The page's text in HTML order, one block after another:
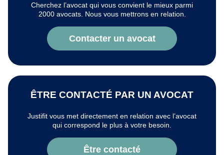
Cherchez l’avocat qui vous convient le mieux parmi
2000 avocats. Nous vous mettrons en relation.
Contacter un avocat
ÊTRE CONTACTÉ PAR UN AVOCAT
Justifit vous met directement en relation avec l’avocat
qui correspond le plus à votre besoin.
Être contacté